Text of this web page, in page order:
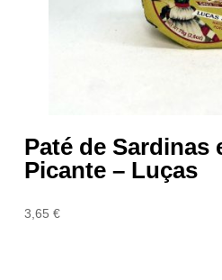
Paté de Sardinas
Picante – Luças
3,65€